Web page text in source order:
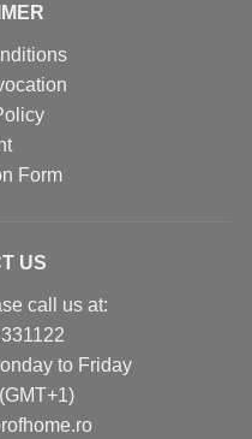
Form
US
call us at:
to Friday